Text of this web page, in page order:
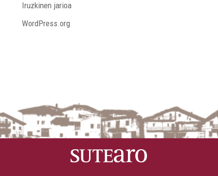
Iruzkinen jarioa
WordPress.org